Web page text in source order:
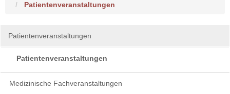
Patientenveranstaltungen
Patientenveranstaltungen
Patientenveranstaltungen
Medizinische Fachveranstaltungen